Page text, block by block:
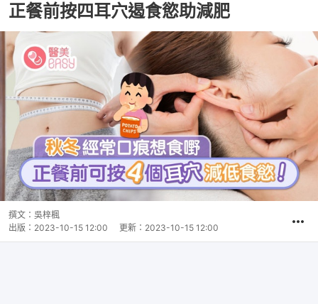
正餐前按四耳穴遏食慾助減肥
撰文： 吳梓楓
出版： 2023-10-15 12:00 更新： 2023-10-15 12:00